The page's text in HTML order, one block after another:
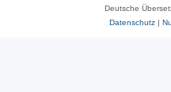
Deutsche
Datenschutz|